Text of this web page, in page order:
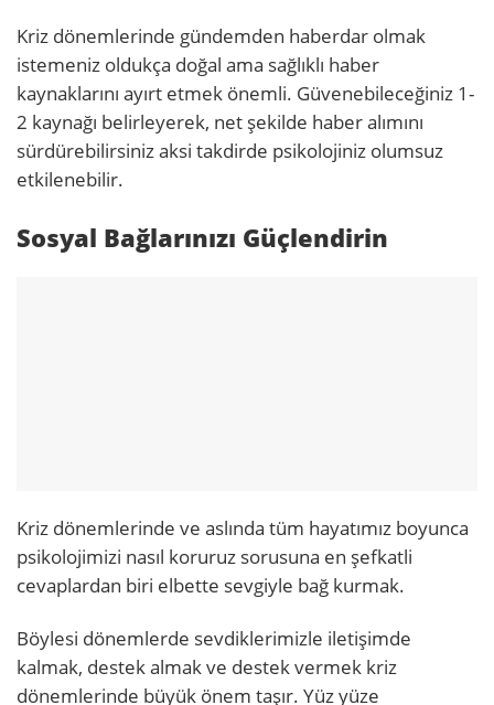
Kriz dönemlerinde gündemden haberdar olmak
istemeniz oldukça doğal ama sağlıklı haber
kaynaklarını ayırt etmek önemli. Güvenebileceğiniz 1-
2 kaynağı belirleyerek, net şekilde haber alımını
sürdürebilirsiniz aksi takdirde psikolojiniz olumsuz
etkilenebilir.
Sosyal Bağlarınızı Güçlendirin
Kriz dönemlerinde ve aslında tüm hayatımız boyunca
psikolojimizi nasıl koruruz sorusuna en şefkatli
cevaplardan biri elbette sevgiyle bağ kurmak.
Böylesi dönemlerde sevdiklerimizle iletişimde
kalmak, destek almak ve destek vermek kriz
dönemlerinde büyük önem taşır. Yüz yüze